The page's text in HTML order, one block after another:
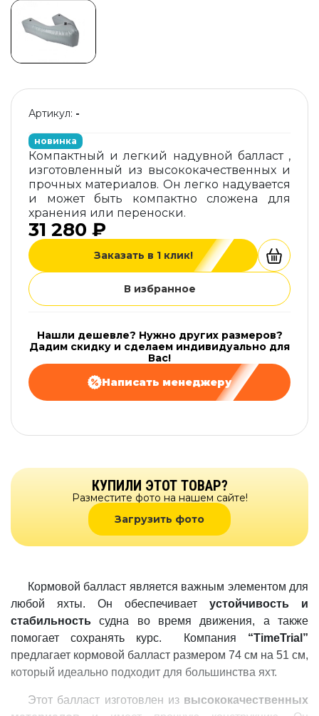
Артикул: -
новинка
Компактный и легкий надувной балласт ,
изготовленный из высококачественных и
прочных материалов. Он легко надувается
и может быть компактно сложена для
хранения или переноски.
31 280 ₽
Заказать в 1 клик!
В избранное
Нашли дешевле? Нужно других размеров?
Дадим скидку и сделаем индивидуально для
Вас!
Написать менеджеру
КУПИЛИ ЭТОТ ТОВАР?
Разместите фото на нашем сайте!
Загрузить фото
Кормовой балласт является важным элементом для
любой яхты. Он обеспечивает устойчивость и
стабильность судна во время движения, а также
помогает сохранять курс. Компания “TimeTrial”
предлагает кормовой балласт размером 74 см на 51 см,
который идеально подходит для большинства яхт.
Этот балласт изготовлен из высококачественных